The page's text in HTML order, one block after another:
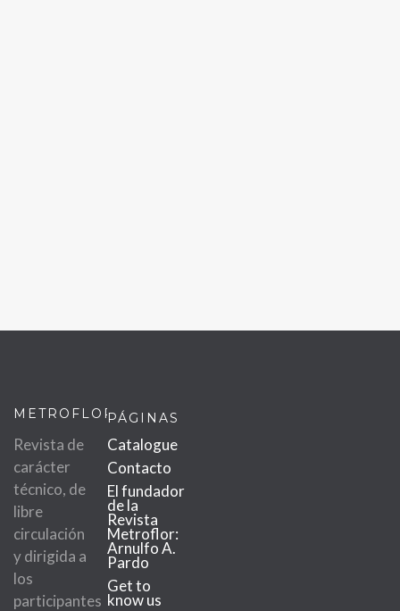
METROFLOR
Revista de
carácter
técnico, de
libre
circulación
y dirigida a
los
participantes
PÁGINAS
Catalogue
Contacto
El fundador
de la
Revista
Metroflor:
Arnulfo A.
Pardo
Get to
know us